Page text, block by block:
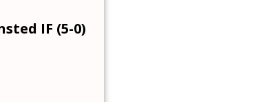
IF (5-0)